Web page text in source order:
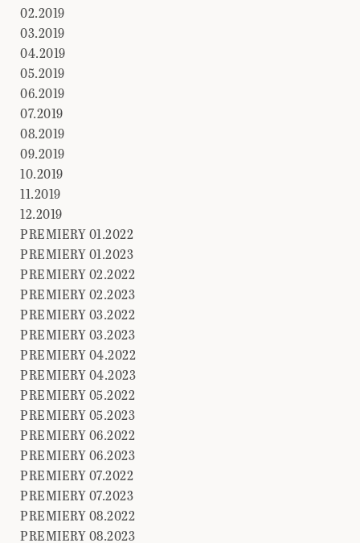
02.2019
03.2019
04.2019
05.2019
06.2019
07.2019
08.2019
09.2019
10.2019
11.2019
12.2019
PREMIERY 01.2022
PREMIERY 01.2023
PREMIERY 02.2022
PREMIERY 02.2023
PREMIERY 03.2022
PREMIERY 03.2023
PREMIERY 04.2022
PREMIERY 04.2023
PREMIERY 05.2022
PREMIERY 05.2023
PREMIERY 06.2022
PREMIERY 06.2023
PREMIERY 07.2022
PREMIERY 07.2023
PREMIERY 08.2022
PREMIERY 08.2023